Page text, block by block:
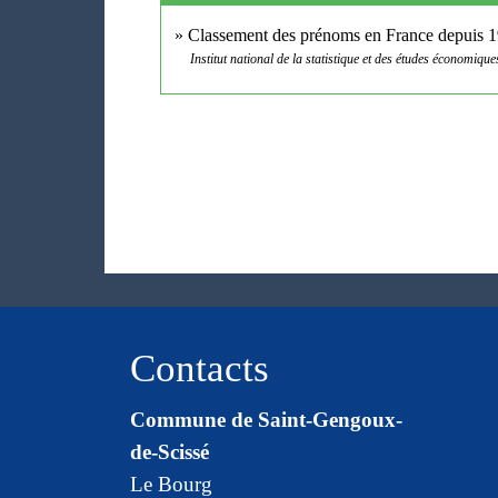
Classement des prénoms en France depuis
Institut national de la statistique et des études
Contacts
Commune de Saint-Gengoux-
de-Scissé
Le Bourg